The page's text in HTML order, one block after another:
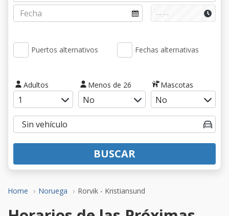
Home Noruega Rorvik - Kristiansund
Puertos alternativos Fechas alternativas
Adultos Menos de 26 Mascotas
BUSCAR